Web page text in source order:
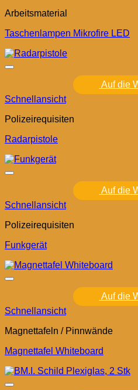
Arbeitsmaterial
Taschenlampen Mikrofire LED
Auf die
Schnellansicht
Polizeirequisiten
Radarpistole
Auf die
Schnellansicht
Polizeirequisiten
Funkgerät
Auf die
Schnellansicht
Magnettafeln / Pinnwände
Magnettafel Whiteboard